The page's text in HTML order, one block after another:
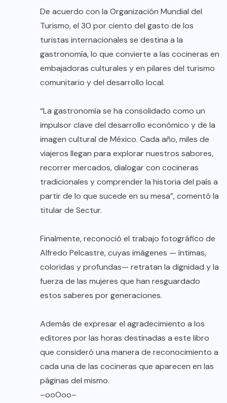
De acuerdo con la Organización Mundial del
Turismo, el 30 por ciento del gasto de los
turistas internacionales se destina a la
gastronomía, lo que convierte a las cocineras en
embajadoras culturales y en pilares del turismo
comunitario y del desarrollo local.
“La gastronomía se ha consolidado como un
impulsor clave del desarrollo económico y de la
imagen cultural de México. Cada año, miles de
viajeros llegan para explorar nuestros sabores,
recorrer mercados, dialogar con cocineras
tradicionales y comprender la historia del país a
partir de lo que sucede en su mesa”, comentó la
titular de Sectur.
Finalmente, reconoció el trabajo fotográfico de
Alfredo Pelcastre, cuyas imágenes — íntimas,
coloridas y profundas— retratan la dignidad y la
fuerza de las mujeres que han resguardado
estos saberes por generaciones.
Además de expresar el agradecimiento a los
editores por las horas destinadas a este libro
que consideró una manera de reconocimiento a
cada una de las cocineras que aparecen en las
páginas del mismo.
–ooOoo–